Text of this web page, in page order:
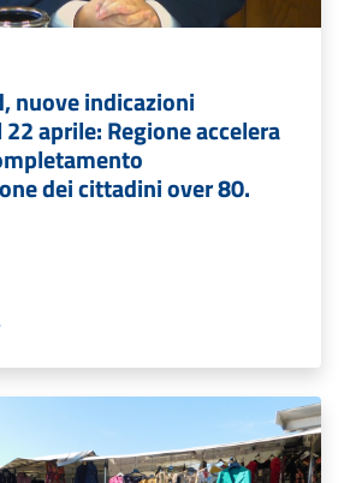
nuove indicazioni
aprile: Regione accelera
dei cittadini over 80.